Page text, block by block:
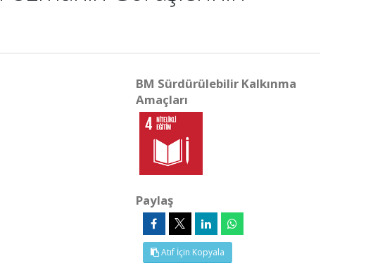
BM Sürdürülebilir Kalkınma
Amaçları
Paylaş
Atıf İçin Kopyala